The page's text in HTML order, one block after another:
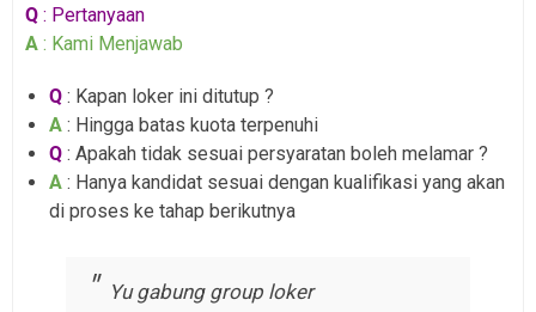
Q : Pertanyaan
A : Kami Menjawab
Q : Kapan loker ini ditutup ?
A : Hingga batas kuota terpenuhi
Q : Apakah tidak sesuai persyaratan boleh melamar ?
A : Hanya kandidat sesuai dengan kualifikasi yang akan
di proses ke tahap berikutnya
Yu gabung group loker